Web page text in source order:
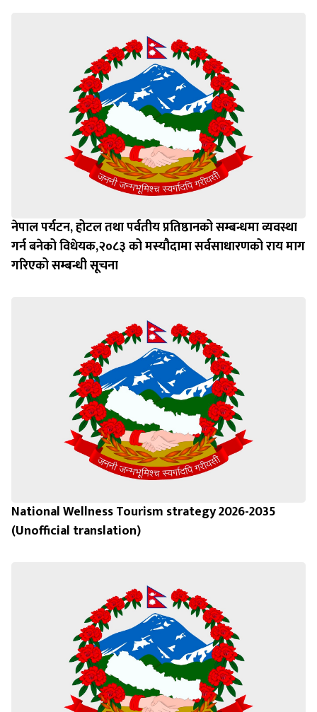
नेपाल पर्यटन, होटल तथा पर्वतीय प्रतिष्ठानको सम्बन्धमा व्यवस्था
गर्न बन‍ेको विधेयक,२०८३ को मस्यौदामा सर्वसाधारणको राय माग
गरिएको सम्बन्धी सूचना
National Wellness Tourism strategy 2026-2035
(Unofficial translation)